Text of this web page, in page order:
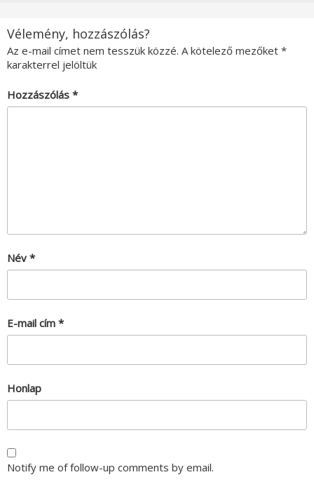
Vélemény, hozzászólás?
Az e-mail címet nem tesszük közzé. A kötelező mezőket *
karakterrel jelöltük
Hozzászólás *
Név *
E-mail cím *
Honlap
Notify me of follow-up comments by email.